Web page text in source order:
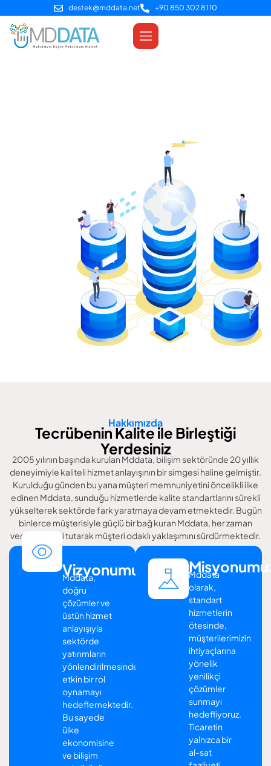
destek@mddata.net +90 850 302 81 10
Hakkımızda
Tecrübenin Kalite ile Birleştiği
Yerdesiniz
2005 yılının başında kurulan Mddata, bilişim sektöründe 20 yıllık
deneyimiyle kaliteli hizmet anlayışının bir simgesi haline gelmiştir.
Kurulduğu günden bu yana müşteri memnuniyetini öncelikli ilke
edinen Mddata, sunduğu hizmetlerde kalite standartlarını sürekli
yükselterek sektörde fark yaratmaya devam etmektedir. Bugün
binlerce müşterisiyle güçlü bir bağ kuran Mddata, her zaman
verdiği sözleri tutarak müşteri odaklı yaklaşımını sürdürmektedir.
Vizyonumuz
Mddata,
doğru
çözümler ve
üstün hizmet
anlayışıyla
sektörde
yatırımların
yönlendirilmesinde
etkin bir rol
oynamayı
hedeflemektedir.
Bu sayede
ülke
ekonomisine
ve bilişim
Mddata
olarak,
standart
hizmetlerin
ötesinde,
müşterilerimizin
ihtiyaçlarına
yönelik
yenilikçi
çözümler
sunmayı
hedefliyoruz.
Ticaretin
yalnızca bir
al-sat